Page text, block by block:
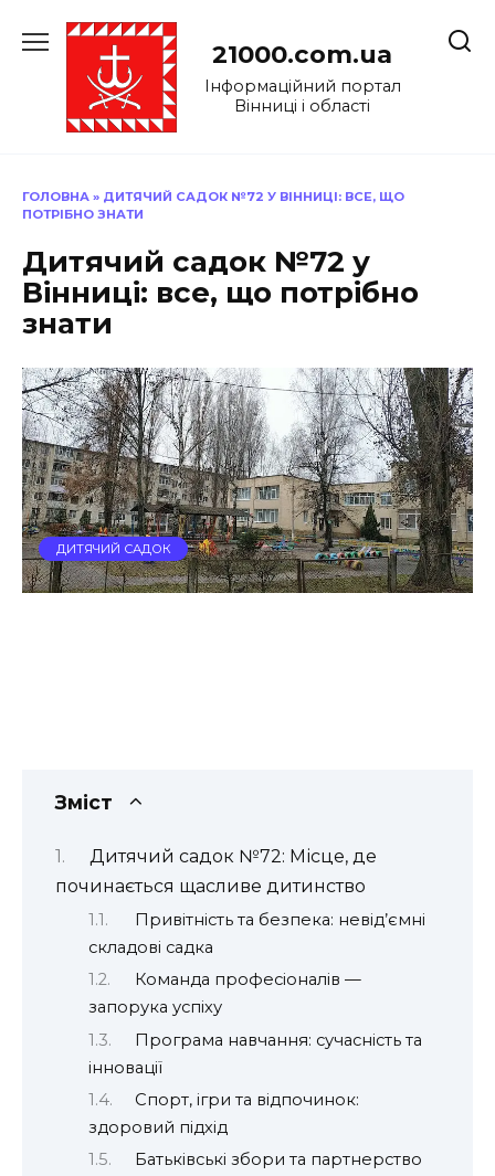
до
21000.com.ua
Інформаційний портал
Вінниці і області
ГОЛОВНА » ДИТЯЧИЙ САДОК №72 У ВІННИЦІ: ВСЕ, ЩО
ПОТРІБНО ЗНАТИ
Дитячий садок №72 у
Вінниці: все, що потрібно
знати
ДИТЯЧИЙ САДОК
Зміст
Дитячий садок №72: Місце, де
починається щасливе дитинство
Привітність та безпека: невід’ємні
складові садка
Команда професіоналів —
запорука успіху
Програма навчання: сучасність та
інновації
Спорт, ігри та відпочинок:
здоровий підхід
Батьківські збори та партнерство